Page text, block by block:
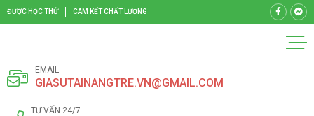
ĐƯỢC HỌC THỬ CAM KẾT CHẤT LƯỢNG
EMAIL
GIASUTAINANGTRE.VN@GMAIL.COM
TƯ VẤN 24/7